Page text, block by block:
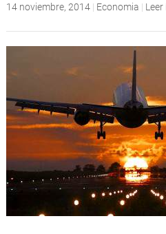
14 noviembre, 2014| Economia |